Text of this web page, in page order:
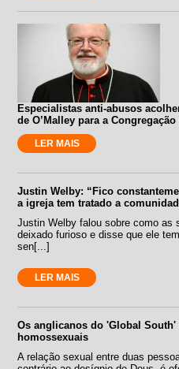
Especialistas anti-abusos
de O’Malley para a
LER MAIS
Justin Welby: “Fico
a igreja tem tratado a
Justin Welby falou sobre como as
deixado furioso e disse que ele
sen[...]
LER MAIS
Os anglicanos do 'Global
homossexuais
A relação sexual entre duas